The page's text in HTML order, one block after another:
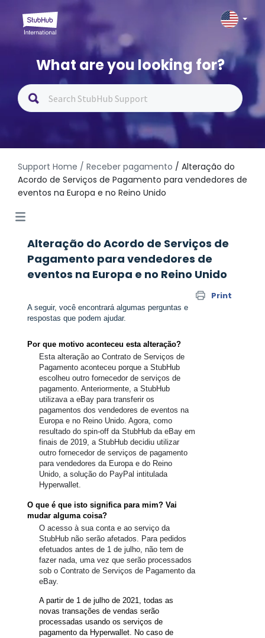
What are you looking for?
Support Home / Receber pagamento / Alteração do
Acordo de Serviços de Pagamento para vendedores de
eventos na Europa e no Reino Unido
Alteração do Acordo de Serviços de
Pagamento para vendedores de
eventos na Europa e no Reino Unido
Print
A seguir, você encontrará algumas perguntas e
respostas que podem ajudar.
Por que motivo aconteceu esta alteração?
Esta alteração ao Contrato de Serviços de
Pagamento aconteceu porque a StubHub
escolheu outro fornecedor de serviços de
pagamento. Anteriormente, a StubHub
utilizava a eBay para transferir os
pagamentos dos vendedores de eventos na
Europa e no Reino Unido. Agora, como
resultado do spin-off da StubHub da eBay em
finais de 2019, a StubHub decidiu utilizar
outro fornecedor de serviços de pagamento
para vendedores da Europa e do Reino
Unido, a solução do PayPal intitulada
Hyperwallet.
O que é que isto significa para mim? Vai
mudar alguma coisa?
O acesso à sua conta e ao serviço da
StubHub não serão afetados. Para pedidos
efetuados antes de 1 de julho, não tem de
fazer nada, uma vez que serão processados
sob o Contrato de Serviços de Pagamento da
eBay.
A partir de 1 de julho de 2021, todas as
novas transações de vendas serão
processadas usando os serviços de
pagamento da Hyperwallet. No caso de